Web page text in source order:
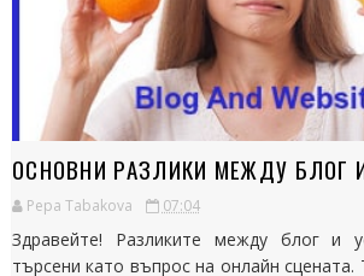
ОСНОВНИ РАЗЛИКИ МЕЖДУ БЛОГ
Pepa Tabakova 07:04
Здравейте! Разликите между блог и
търсени като въпрос на онлайн